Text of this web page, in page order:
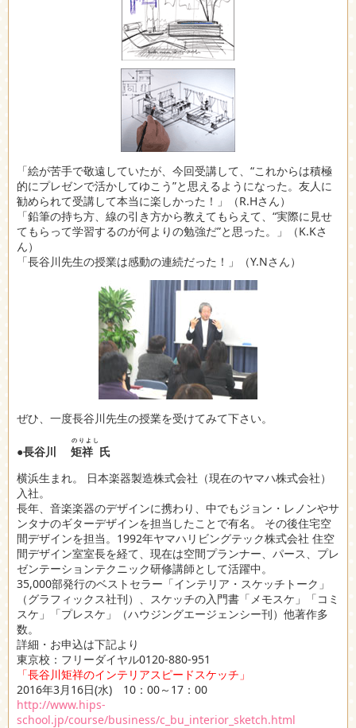
「絵が苦手で敬遠していたが、今回受講して、“これからは積極
的にプレゼンで活かしてゆこう”と思えるようになった。友人に
勧められて受講して本当に楽しかった！」（R.Hさん）
「鉛筆の持ち方、線の引き方から教えてもらえて、“実際に見せ
てもらって学習するのが何よりの勉強だ”と思った。」（K.Kさ
ん）
「長谷川先生の授業は感動の連続だった！」（Y.Nさん）
ぜひ、一度長谷川先生の授業を受けてみて下さい。
●長谷川 矩祥
のりよし
氏
横浜生まれ。 日本楽器製造株式会社（現在のヤマハ株式会社）
入社。
長年、音楽楽器のデザインに携わり、中でもジョン・レノンやサ
ンタナのギターデザインを担当したことで有名。 その後住宅空
間デザインを担当。1992年ヤマハリビングテック株式会社 住空
間デザイン室室長を経て、現在は空間プランナー、パース、プレ
ゼンテーションテクニック研修講師として活躍中。
35,000部発行のベストセラー「インテリア・スケッチトーク」
（グラフィックス社刊）、スケッチの入門書「メモスケ」「コミ
スケ」「プレスケ」（ハウジングエージェンシー刊）他著作多
数。
詳細・お申込は下記より
東京校：フリーダイヤル0120-880-951
「長谷川矩祥のインテリアスピードスケッチ」
2016年3月16日(水) 10：00～17：00
http://www.hips-
school.jp/course/business/c_bu_interior_sketch.html